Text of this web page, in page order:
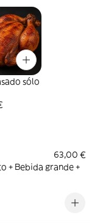
sólo
63,00 €
+ Bebida grande +